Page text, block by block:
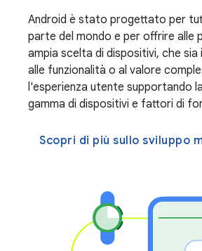
Android è stato progettato per
parte del mondo e per offrire alle
ampia scelta di dispositivi, che sia
alle funzionalità o al valore
l'esperienza utente supportando
gamma di dispositivi e fattori di
Scopri di più sullo sviluppo